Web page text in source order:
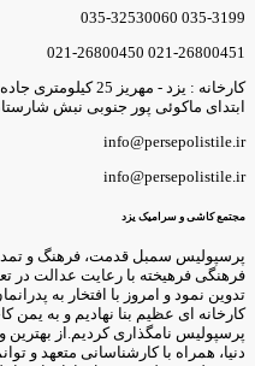
035-3199 035-
021-26800451 021-
کارخانه : یزد - مهریز
ماکوئی پور جنوبی نبش شارستان
کاشی و سرامیک یزد
سمبل قدمت، فرهنگ و تمدن
فرهیخته با رعایت عدالت در
نمود و امروز با افتخار به
ای عظیم بنا نهادیم و به یمن
نامگذاری کردیم.از بهترین و
همراه با کارشناسانی متعهد و